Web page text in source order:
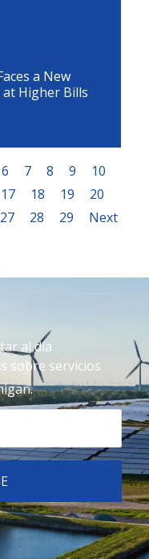
a New
Higher Bills
6 7 8 9
10
17 18 19
20
27 28 29 Next
al día
sobre servicios